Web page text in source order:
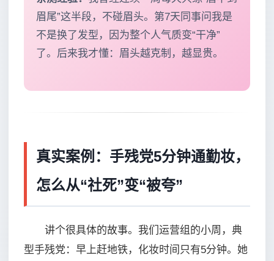
眉尾”这半段，不碰眉头。第7天同事问我是
不是换了发型，因为整个人气质变“干净”
了。后来我才懂：眉头越克制，越显贵。
真实案例：手残党5分钟通勤妆，
怎么从“社死”变“被夸”
讲个很具体的故事。我们运营组的小周，典
型手残党：早上赶地铁，化妆时间只有5分钟。她